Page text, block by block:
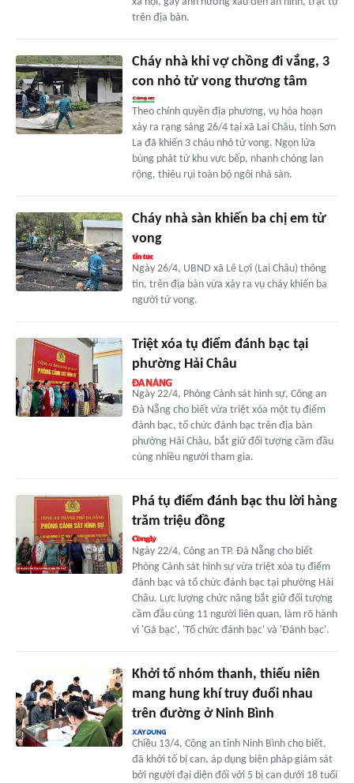
trên địa bàn.
Cháy nhà khi vợ chồng đi vắng, 3
con nhỏ tử vong thương tâm
Theo chính quyền địa phương, vụ hỏa hoạn
xảy ra rạng sáng 26/4 tại xã Lai Châu, tỉnh Sơn
La đã khiến 3 cháu nhỏ tử vong. Ngọn lửa
bùng phát từ khu vực bếp, nhanh chóng lan
rộng, thiêu rụi toàn bộ ngôi nhà sàn.
Cháy nhà sàn khiến ba chị em tử
vong
Ngày 26/4, UBND xã Lê Lợi (Lai Châu) thông
tin, trên địa bàn vừa xảy ra vụ cháy khiến ba
người tử vong.
Triệt xóa tụ điểm đánh bạc tại
phường Hải Châu
Ngày 22/4, Phòng Cảnh sát hình sự, Công an
Đà Nẵng cho biết vừa triệt xóa một tụ điểm
đánh bạc, tổ chức đánh bạc trên địa bàn
phường Hải Châu, bắt giữ đối tượng cầm đầu
cùng nhiều người tham gia.
Phá tụ điểm đánh bạc thu lời hàng
trăm triệu đồng
Ngày 22/4, Công an TP. Đà Nẵng cho biết
Phòng Cảnh sát hình sự vừa triệt xóa tụ điểm
đánh bạc và tổ chức đánh bạc tại phường Hải
Châu. Lực lượng chức năng bắt giữ đối tượng
cầm đầu cùng 11 người liên quan, làm rõ hành
vi 'Gá bạc', 'Tổ chức đánh bạc' và 'Đánh bạc'.
Khởi tố nhóm thanh, thiếu niên
mang hung khí truy đuổi nhau
trên đường ở Ninh Bình
Chiều 13/4, Công an tỉnh Ninh Bình cho biết,
đã khởi tố bị can, áp dụng biện pháp giám sát
bởi người đại diện đối với 5 bị can dưới 18 tuổi